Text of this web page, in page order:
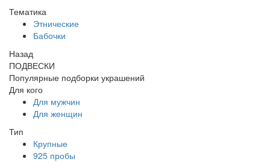
Тематика
Этнические
Бабочки
Назад
ПОДВЕСКИ
Популярные подборки украшений
Для кого
Для мужчин
Для женщин
Тип
Крупные
925 пробы